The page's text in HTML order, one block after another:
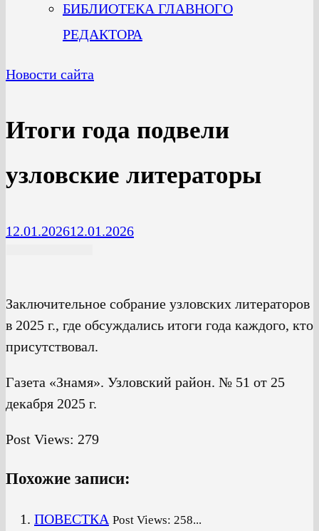
БИБЛИОТЕКА ГЛАВНОГО
РЕДАКТОРА
Новости сайта
Итоги года подвели
узловские литераторы
12.01.202612.01.2026
Заключительное собрание узловских литераторов
в 2025 г., где обсуждались итоги года каждого, кто
присутствовал.
Газета «Знамя». Узловский район. № 51 от 25
декабря 2025 г.
Post Views: 279
Похожие записи:
ПОВЕСТКА Post Views: 258...